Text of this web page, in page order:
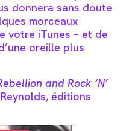
donnera sans doute
morceaux
votre iTunes – et de
oreille plus
and Rock ‘N’
éditions